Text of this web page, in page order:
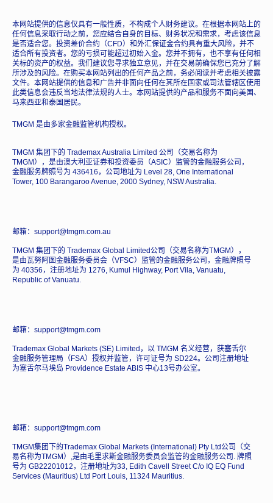
本网站提供的信息仅具有一般性质，不构成个人财务建议。在根据本网站上的
任何信息采取行动之前，您应结合自身的目标、财务状况和需求，考虑该信息
是否适合您。投资差价合约（CFD）和外汇保证金合约具有重大风险，并不
适合所有投资者。您的亏损可能超过初始入金。您并不拥有，也不享有任何相
关标的资产的权益。我们建议您寻求独立意见，并在交易前确保您已充分了解
所涉及的风险。在购买本网站列出的任何产品之前，务必阅读并考虑相关披露
文件。本网站提供的信息和广告并非面向任何在其所在国家或司法管辖区使用
此类信息会违反当地法律法规的人士。本网站提供的产品和服务不面向美国、
马来西亚和泰国居民。
TMGM 是由多家金融监管机构授权。
TMGM 集团下的 Trademax Australia Limited 公司（交易名称为
TMGM），是由澳大利亚证券和投资委员（ASIC）监管的金融服务公司，
金融服务牌照号为 436416，公司地址为 Level 28, One International
Tower, 100 Barangaroo Avenue, 2000 Sydney, NSW Australia.
邮箱：support@tmgm.com.au
TMGM 集团下的 Trademax Global Limited公司（交易名称为TMGM），
是由瓦努阿图金融服务委员会（VFSC）监管的金融服务公司，金融牌照号
为 40356，注册地址为 1276, Kumul Highway, Port Vila, Vanuatu,
Republic of Vanuatu.
邮箱：support@tmgm.com
Trademax Global Markets (SE) Limited，以 TMGM 名义经营，获塞舌尔
金融服务管理局（FSA）授权并监管，许可证号为 SD224。公司注册地址
为塞舌尔马埃岛 Providence Estate ABIS 中心13号办公室。
邮箱：support@tmgm.com
TMGM集团下的Trademax Global Markets (International) Pty Ltd公司（交
易名称为TMGM）,是由毛里求斯金融服务委员会监管的金融服务公司. 牌照
号为 GB22201012，注册地址为33, Edith Cavell Street C/o IQ EQ Fund
Services (Mauritius) Ltd Port Louis, 11324 Mauritius.